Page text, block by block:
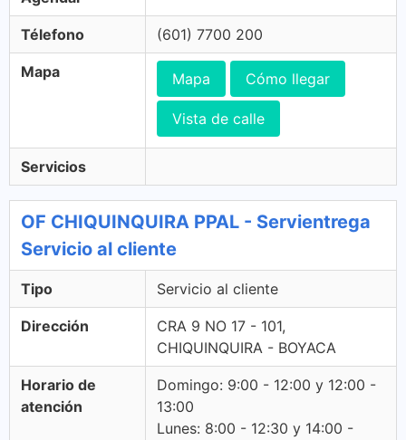
Télefono (601) 7700 200
Mapa Mapa Cómo llegar
Vista de calle
Servicios
OF CHIQUINQUIRA PPAL - Servientrega
Servicio al cliente
Tipo Servicio al cliente
Dirección
CRA 9 NO 17 - 101,
CHIQUINQUIRA - BOYACA
Horario de
atención
Domingo: 9:00 - 12:00 y 12:00 -
13:00
Lunes: 8:00 - 12:30 y 14:00 -